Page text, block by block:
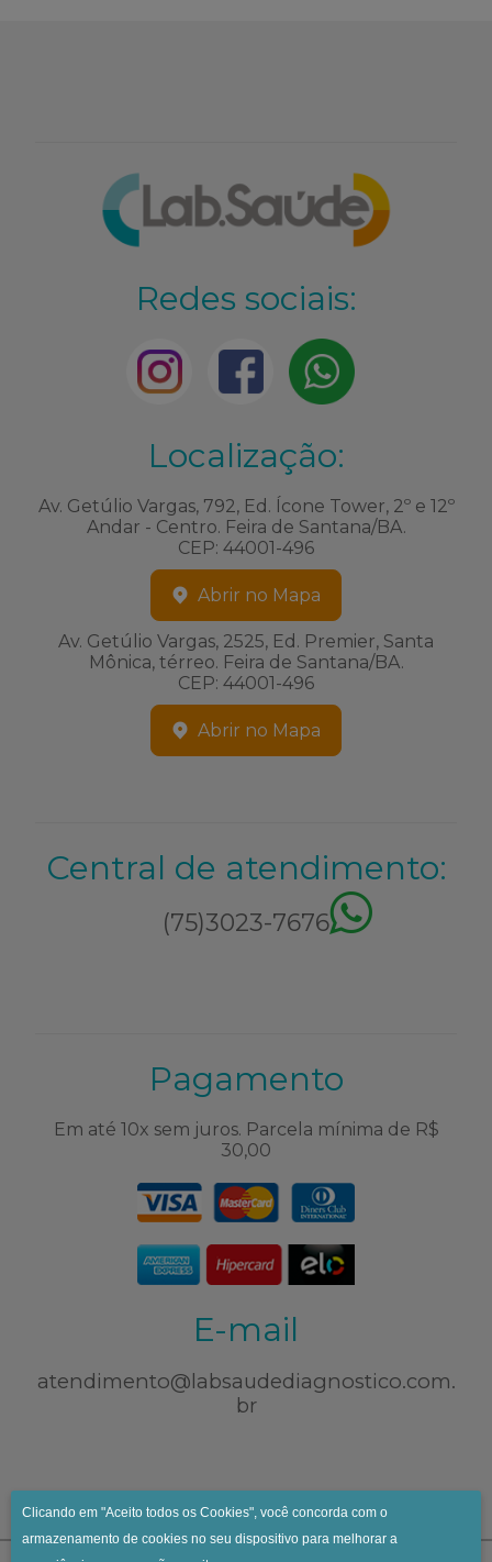
Redes sociais:
Localização:
Av. Getúlio Vargas, 792, Ed. Ícone Tower, 2º e 12º
Andar - Centro. Feira de Santana/BA.
CEP: 44001-496
Abrir no Mapa
Av. Getúlio Vargas, 2525, Ed. Premier, Santa
Mônica, térreo. Feira de Santana/BA.
CEP: 44001-496
Abrir no Mapa
Central de atendimento:
(75)3023-7676
Pagamento
Em até 10x sem juros. Parcela mínima de R$
30,00
E-mail
atendimento@labsaudediagnostico.com.
br
Clicando em "Aceito todos os Cookies", você concorda com o
armazenamento de cookies no seu dispositivo para melhorar a